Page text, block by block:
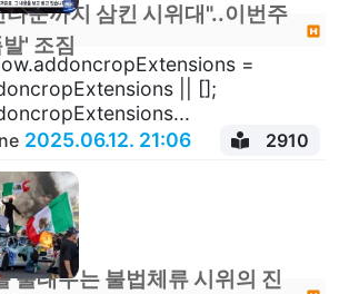
타운까지 삼킨 시위대"..이번주
' 조짐
=
|| [];
2025.06.12. 21:06 2910
불태우는 불법체류 시위의 진